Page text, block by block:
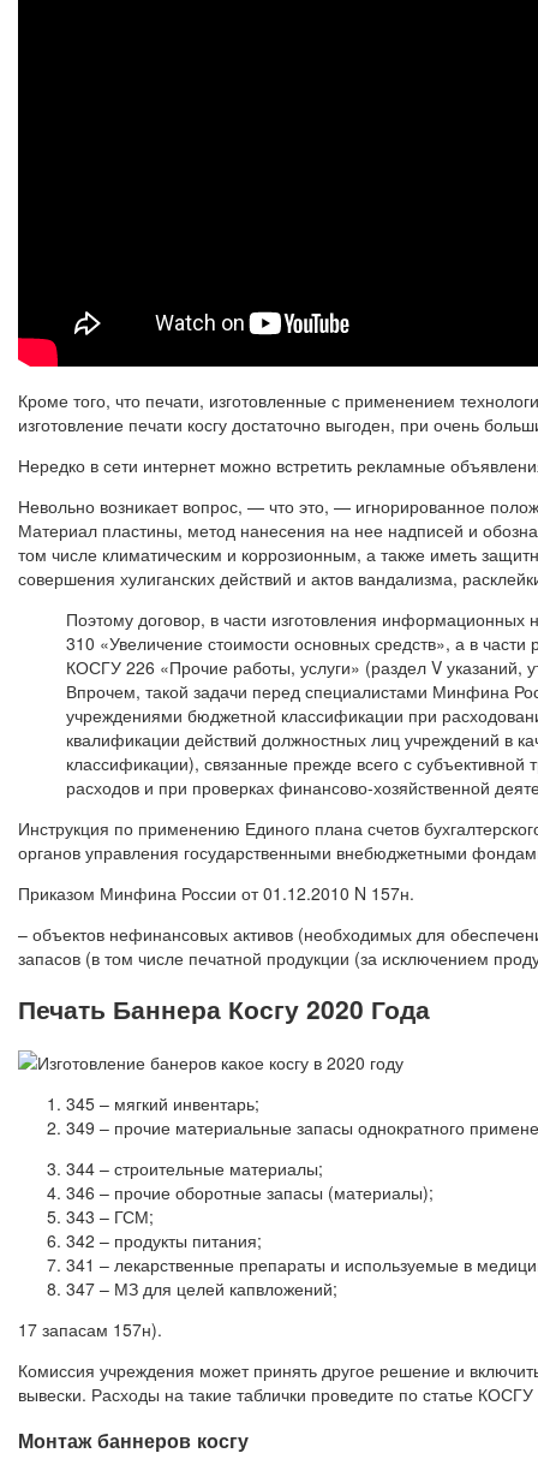
Кроме того, что печати, изготовленные с применением
изготовление печати косгу достаточно выгоден, при очень
Нередко в сети интернет можно встретить рекламные
Невольно возникает вопрос, — что это, — игнорированное
Материал пластины, метод нанесения на нее надписей и
том числе климатическим и коррозионным, а также иметь
совершения хулиганских действий и актов вандализма,
Поэтому договор, в части изготовления
310 «Увеличение стоимости основных средств», а в
КОСГУ 226 «Прочие работы, услуги» (раздел V указаний,
Впрочем, такой задачи перед специалистами Минфина
учреждениями бюджетной классификации при
квалификации действий должностных лиц учреждений в
классификации), связанные прежде всего с
расходов и при проверках финансово-хозяйственной
Инструкция по применению Единого плана счетов
органов управления государственными внебюджетными
Приказом Минфина России от 01.12.2010 N 157н.
– объектов нефинансовых активов (необходимых для
запасов (в том числе печатной продукции (за исключением
Печать Баннера Косгу 2020 Года
345 – мягкий инвентарь;
349 – прочие материальные запасы однократного
344 – строительные материалы;
346 – прочие оборотные запасы (материалы);
343 – ГСМ;
342 – продукты питания;
341 – лекарственные препараты и используемые в
347 – МЗ для целей капвложений;
17 запасам 157н).
Комиссия учреждения может принять другое решение и
вывески. Расходы на такие таблички проведите по статье
Монтаж баннеров косгу